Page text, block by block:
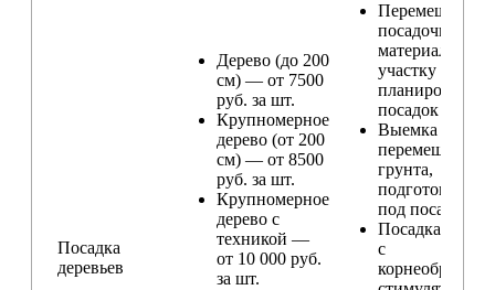
Посадка
деревьев
Дерево (до 200
см) — от 7500
руб. за шт.
Крупномерное
дерево (от 200
см) — от 8500
руб. за шт.
Крупномерное
дерево с
техникой —
от 10 000 руб.
за шт.
Перемещение
посадочного
материала по
участку и
планирование
посадок
Выемка и
перемещение
грунта,
подготовка
под посадку
Посадка
с